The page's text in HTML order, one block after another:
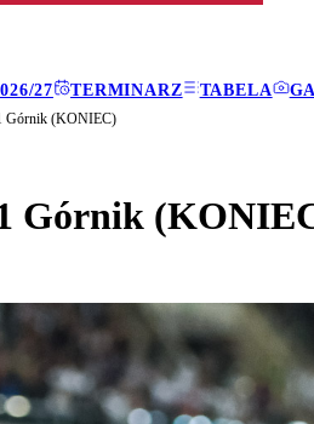
27 TERMINARZ TABELA
Górnik (KONIEC)
Górnik